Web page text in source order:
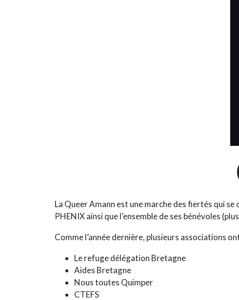
La Queer Amann est une marche des fiertés qui
PHENIX ainsi que l’ensemble de ses bénévoles
Comme l’année dernière, plusieurs associations
Le refuge délégation Bretagne
Aides Bretagne
Nous toutes Quimper
CTEFS